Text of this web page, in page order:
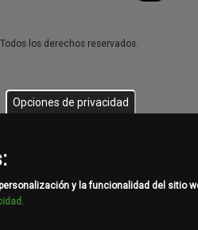
los derechos reservados.
Opciones de privacidad
y la funcionalidad del sitio